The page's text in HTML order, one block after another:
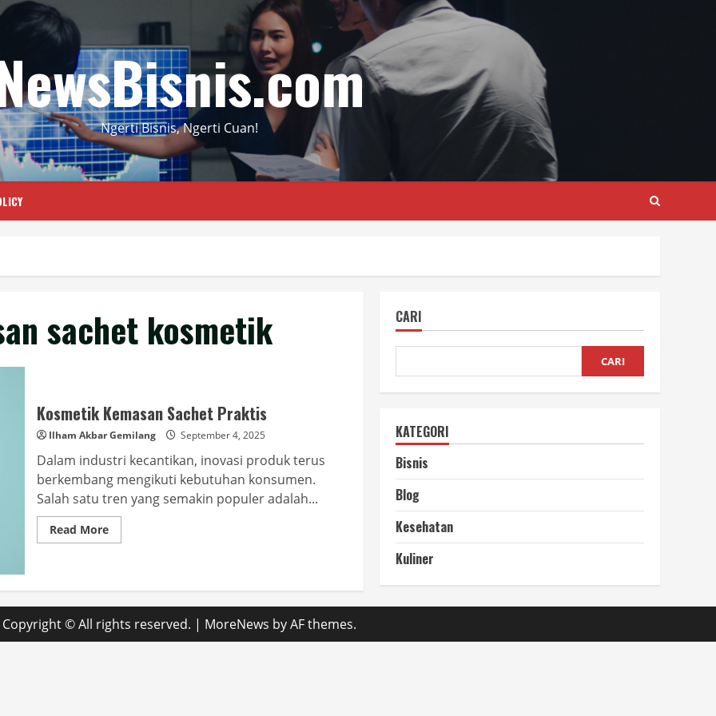
Ngerti Bisnis, Ngerti Cuan!
sachet kosmetik
Kosmetik Kemasan Sachet Praktis
Ilham Akbar Gemilang September 4, 2025
Dalam industri kecantikan, inovasi produk terus
berkembang mengikuti kebutuhan konsumen.
Salah satu tren yang semakin populer adalah...
Read MoreRead
more
Praktis
CARI
CARI
KATEGORI
Bisnis
Blog
Kesehatan
Kuliner
Copyright © All rights reserved. | MoreNews by AF themes.